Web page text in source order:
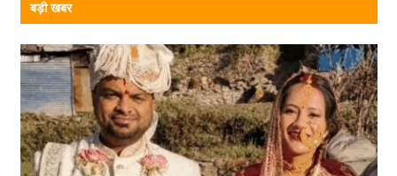
बड़ी खबर